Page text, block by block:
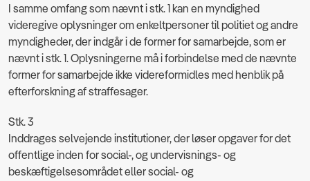
I samme omfang som nævnt i stk. 1 kan en myndighed
videregive oplysninger om enkeltpersoner til politiet og andre
myndigheder, der indgår i de former for samarbejde, som er
nævnt i stk. 1. Oplysningerne må i forbindelse med de nævnte
former for samarbejde ikke videreformidles med henblik på
efterforskning af straffesager.
Stk. 3
Inddrages selvejende institutioner, der løser opgaver for det
offentlige inden for social-, og undervisnings- og
beskæftigelsesområdet eller social- og